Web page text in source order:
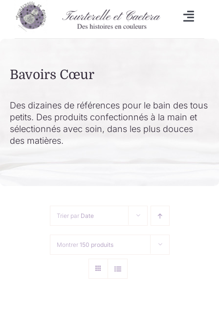
Passer
contenu
L’heure du bain
Lingettes
Bavoirs
Bavoirs Cœur
Des dizaines de références pour le bain des tous
petits. Des produits confectionnés à la main et
sélectionnés avec soin, dans les plus douces
des matières.
Trier par Date
Montrer 150 produits